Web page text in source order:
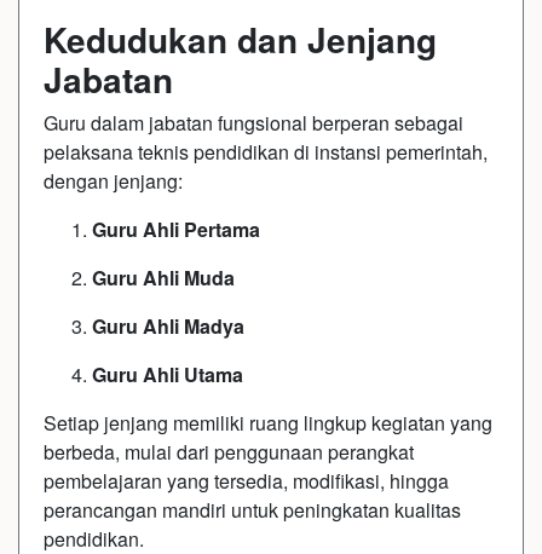
Kedudukan dan Jenjang
Jabatan
Guru dalam jabatan fungsional berperan sebagai
pelaksana teknis pendidikan di instansi pemerintah,
dengan jenjang:
Guru Ahli Pertama
Guru Ahli Muda
Guru Ahli Madya
Guru Ahli Utama
Setiap jenjang memiliki ruang lingkup kegiatan yang
berbeda, mulai dari penggunaan perangkat
pembelajaran yang tersedia, modifikasi, hingga
perancangan mandiri untuk peningkatan kualitas
pendidikan.